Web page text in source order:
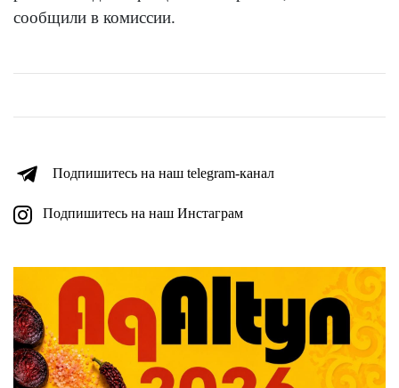
сообщили в комиссии.
Подпишитесь на наш telegram-канал
Подпишитесь на наш Инстаграм